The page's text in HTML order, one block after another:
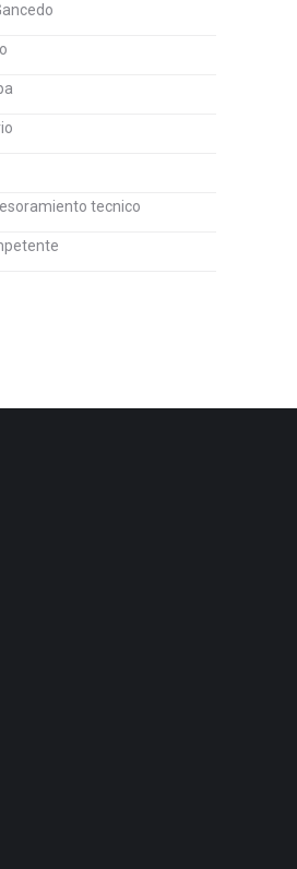
tecnico